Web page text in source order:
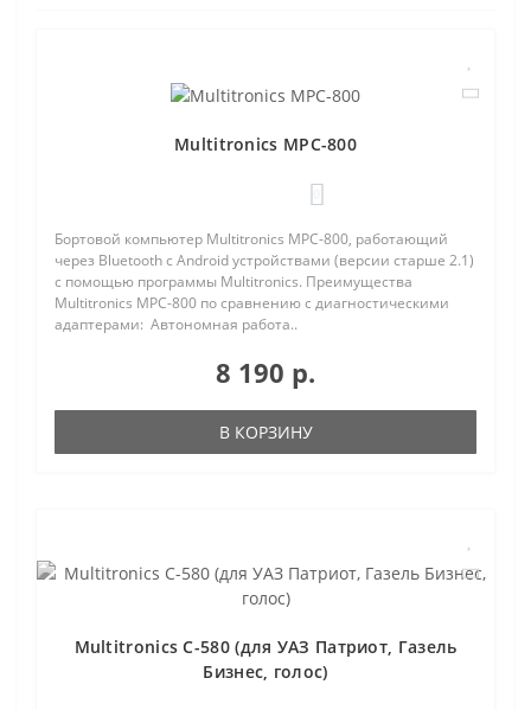
Multitronics MPC-800
Бортовой компьютер Multitronics MPC-800, работающий
через Bluetooth с Android устройствами (версии старше 2.1)
с помощью программы Multitronics. Преимущества
Multitronics MPC-800 по сравнению с диагностическими
адаптерами: Автономная работа..
8 190 р.
В КОРЗИНУ
Multitronics C-580 (для УАЗ Патриот, Газель
Бизнес, голос)